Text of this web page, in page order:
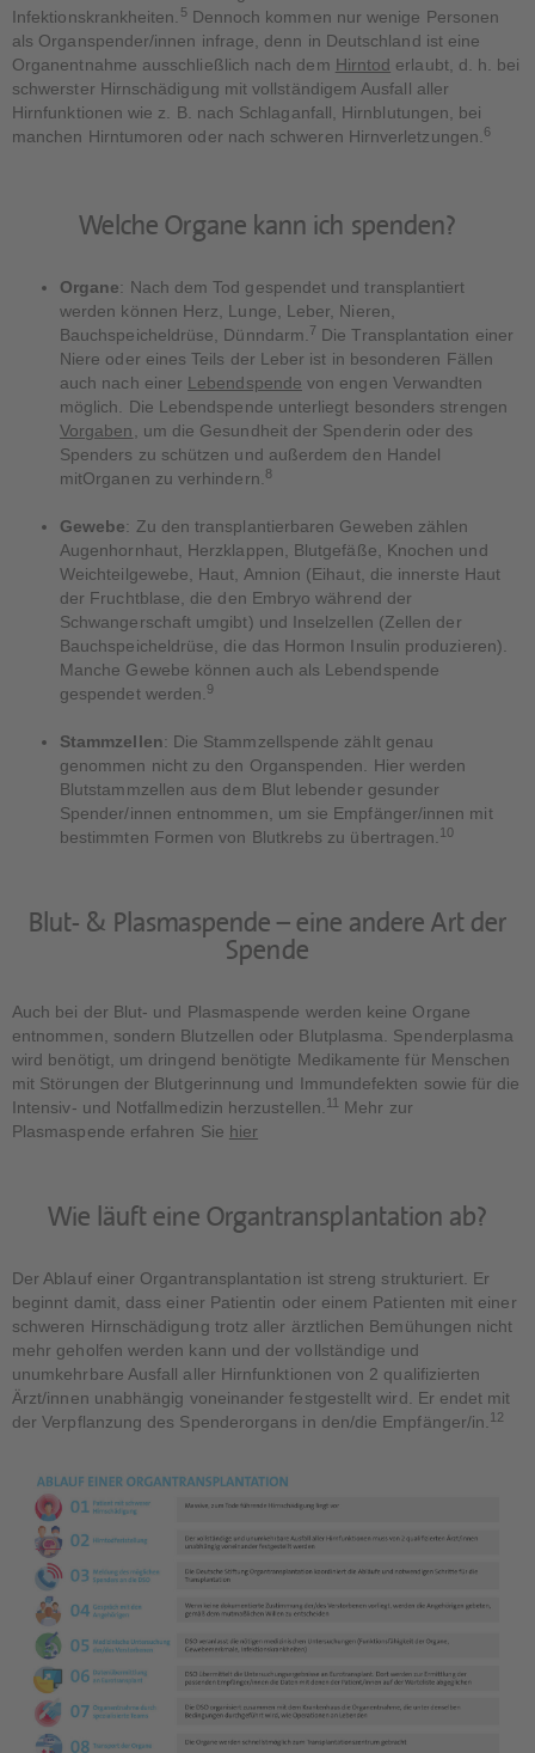
Infektionskrankheiten. 5Dennoch kommen nur wenige Personen
als Organspender/innen infrage, denn in Deutschland ist eine
Organentnahme ausschließlich nach dem Hirntod erlaubt, d. h. bei
schwerster Hirnschädigung mit vollständigem Ausfall aller
Hirnfunktionen wie z. B. nach Schlaganfall, Hirnblutungen, bei
manchen Hirntumoren oder nach schweren Hirnverletzungen. 6
Welche Organe kann ich spenden?
Organe: Nach dem Tod gespendet und transplantiert
werden können Herz, Lunge, Leber, Nieren,
Bauchspeicheldrüse, Dünndarm. 7 Die Transplantation einer
Niere oder eines Teils der Leber ist in besonderen Fällen
auch nach einer Lebendspende von engen Verwandten
möglich. Die Lebendspende unterliegt besonders strengen
Vorgaben , um die Gesundheit der Spenderin oder des
Spenders zu schützen und außerdem den Handel
mitOrganen zu verhindern. 8
Gewebe: Zu den transplantierbaren Geweben zählen
Augenhornhaut, Herzklappen, Blutgefäße, Knochen und
Weichteilgewebe, Haut, Amnion (Eihaut, die innerste Haut
der Fruchtblase, die den Embryo während der
Schwangerschaft umgibt) und Inselzellen (Zellen der
Bauchspeicheldrüse, die das Hormon Insulin produzieren).
Manche Gewebe können auch als Lebendspende
gespendet werden. 9
Stammzellen: Die Stammzellspende zählt genau
genommen nicht zu den Organspenden. Hier werden
Blutstammzellen aus dem Blut lebender gesunder
Spender/innen entnommen, um sie Empfänger/innen mit
bestimmten Formen von Blutkrebs zu übertragen. 10
Blut- & Plasmaspende – eine andere Art der
Spende
Auch bei der Blut- und Plasmaspende werden keine Organe
entnommen, sondern Blutzellen oder Blutplasma. Spenderplasma
wird benötigt, um dringend benötigte Medikamente für Menschen
mit Störungen der Blutgerinnung und Immundefekten sowie für die
Intensiv- und Notfallmedizin herzustellen. 11 Mehr zur
Plasmaspende erfahren Sie hier
Wie läuft eine Organtransplantation ab?
Der Ablauf einer Organtransplantation ist streng strukturiert. Er
beginnt damit, dass einer Patientin oder einem Patienten mit einer
schweren Hirnschädigung trotz aller ärztlichen Bemühungen nicht
mehr geholfen werden kann und der vollständige und
unumkehrbare Ausfall aller Hirnfunktionen von 2 qualifizierten
Ärzt/innen unabhängig voneinander festgestellt wird. Er endet mit
der Verpflanzung des Spenderorgans in den/die Empfänger/in. 12